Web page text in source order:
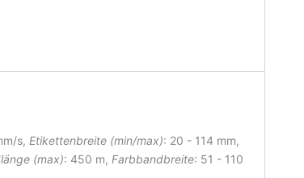
s, Etikettenbreite (min/max): 20 - 114 mm,
(max): 450 m, Farbbandbreite: 51 - 110